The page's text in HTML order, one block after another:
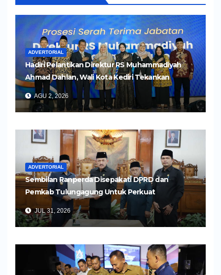
ADVERTORIAL
Hadiri Pelantikan Direktur RS Muhammadiyah
Ahmad Dahlan, Wali Kota Kediri Tekankan
Pelayanan Kesehatan yang Humanis
AGU 2, 2026
ADVERTORIAL
Sembilan Ranperda Disepakati DPRD dan
Pemkab Tulungagung Untuk Perkuat
Pembangunan Daerah
JUL 31, 2026